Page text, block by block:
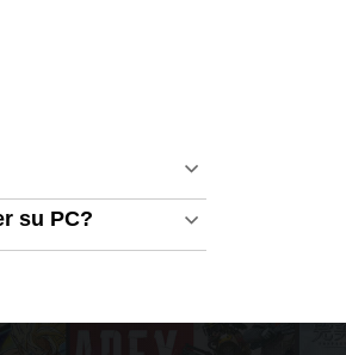
(in ordine alfabetico)
su PC?